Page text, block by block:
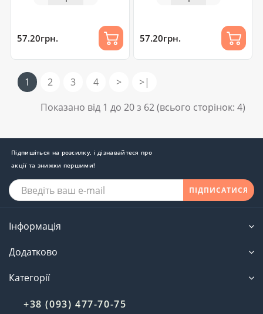
57.20грн. 57.20грн.
1 2 3 4 >
>|
Показано від 1 до 20 з 62 (всього сторінок: 4)
Підпишіться на розсилку, і дізнавайтеся про
акції та знижки першими!
ПІДПИСАТИСЯ
Інформація
Додатково
Категорії
+38 (093) 477-70-75